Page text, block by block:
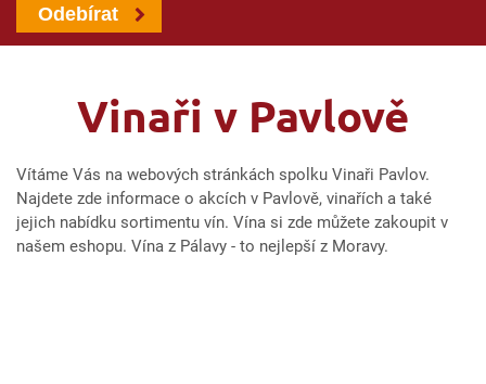
Odebírat
Vinaři v Pavlově
Vítáme Vás na webových stránkách spolku Vinaři Pavlov.
Najdete zde informace o akcích v Pavlově, vinařích a také
jejich nabídku sortimentu vín. Vína si zde můžete zakoupit v
našem eshopu. Vína z Pálavy - to nejlepší z Moravy.